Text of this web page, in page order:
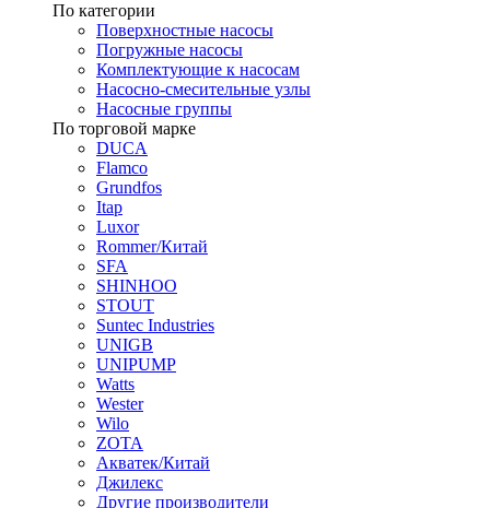
По категории
Поверхностные насосы
Погружные насосы
Комплектующие к насосам
Насосно-смесительные узлы
Насосные группы
По торговой марке
DUCA
Flamco
Grundfos
Itap
Luxor
Rommer/Китай
SFA
SHINHOO
STOUT
Suntec Industries
UNIGB
UNIPUMP
Watts
Wester
Wilo
ZOTA
Акватек/Китай
Джилекс
Другие производители